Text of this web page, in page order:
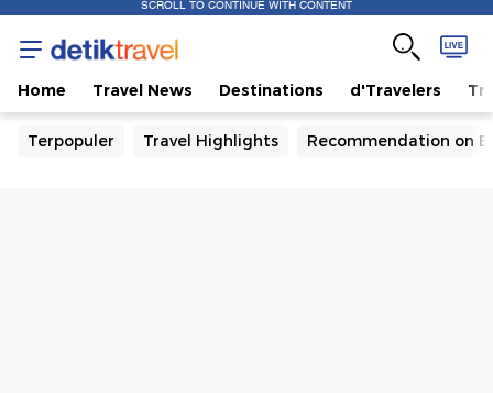
SCROLL TO CONTINUE WITH CONTENT
Home Travel News Destinations d'Travelers
Terpopuler Travel Highlights Recommendation on